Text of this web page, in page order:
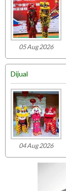
05 Aug 2026
Dijual
04 Aug 2026